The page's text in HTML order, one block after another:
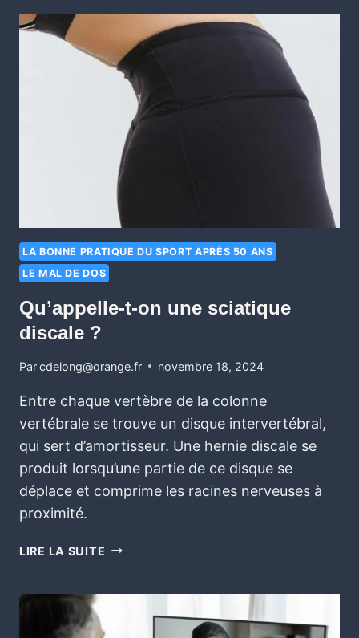
LA BONNE PRATIQUE DU SPORT APRÈS 50 ANS
LE MAL DE DOS
Qu’appelle-t-on une sciatique
discale ?
Parcdelong@orange.fr novembre 18, 2024
Entre chaque vertèbre de la colonne
vertébrale se trouve un disque intervertébral,
qui sert d’amortisseur. Une hernie discale se
produit lorsqu’une partie de ce disque se
déplace et comprime les racines nerveuses à
proximité.
LIRE LA SUITE